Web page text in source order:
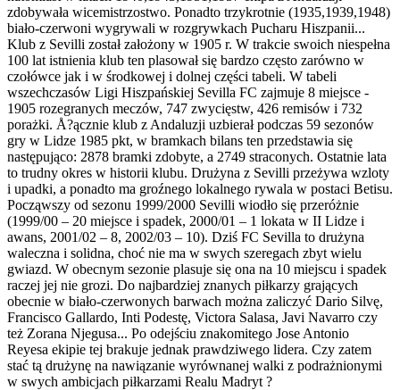
zdobywała wicemistrzostwo. Ponadto trzykrotnie (1935,1939,1948)
biało-czerwoni wygrywali w rozgrywkach Pucharu Hiszpanii...
Klub z Sevilli został założony w 1905 r. W trakcie swoich niespełna
100 lat istnienia klub ten plasował się bardzo często zarówno w
czołówce jak i w środkowej i dolnej części tabeli. W tabeli
wszechczasów Ligi Hiszpańskiej Sevilla FC zajmuje 8 miejsce -
1905 rozegranych meczów, 747 zwycięstw, 426 remisów i 732
porażki. Å?ącznie klub z Andaluzji uzbierał podczas 59 sezonów
gry w Lidze 1985 pkt, w bramkach bilans ten przedstawia się
następująco: 2878 bramki zdobyte, a 2749 straconych. Ostatnie lata
to trudny okres w historii klubu. Drużyna z Sevilli przeżywa wzloty
i upadki, a ponadto ma groźnego lokalnego rywala w postaci Betisu.
Począwszy od sezonu 1999/2000 Sevilli wiodło się przeróżnie
(1999/00 – 20 miejsce i spadek, 2000/01 – 1 lokata w II Lidze i
awans, 2001/02 – 8, 2002/03 – 10). Dziś FC Sevilla to drużyna
waleczna i solidna, choć nie ma w swych szeregach zbyt wielu
gwiazd. W obecnym sezonie plasuje się ona na 10 miejscu i spadek
raczej jej nie grozi. Do najbardziej znanych piłkarzy grających
obecnie w biało-czerwonych barwach można zaliczyć Dario Silvę,
Francisco Gallardo, Inti Podestę, Victora Salasa, Javi Navarro czy
też Zorana Njegusa... Po odejściu znakomitego Jose Antonio
Reyesa ekipie tej brakuje jednak prawdziwego lidera. Czy zatem
stać tą drużynę na nawiązanie wyrównanej walki z podrażnionymi
w swych ambicjach piłkarzami Realu Madryt ?